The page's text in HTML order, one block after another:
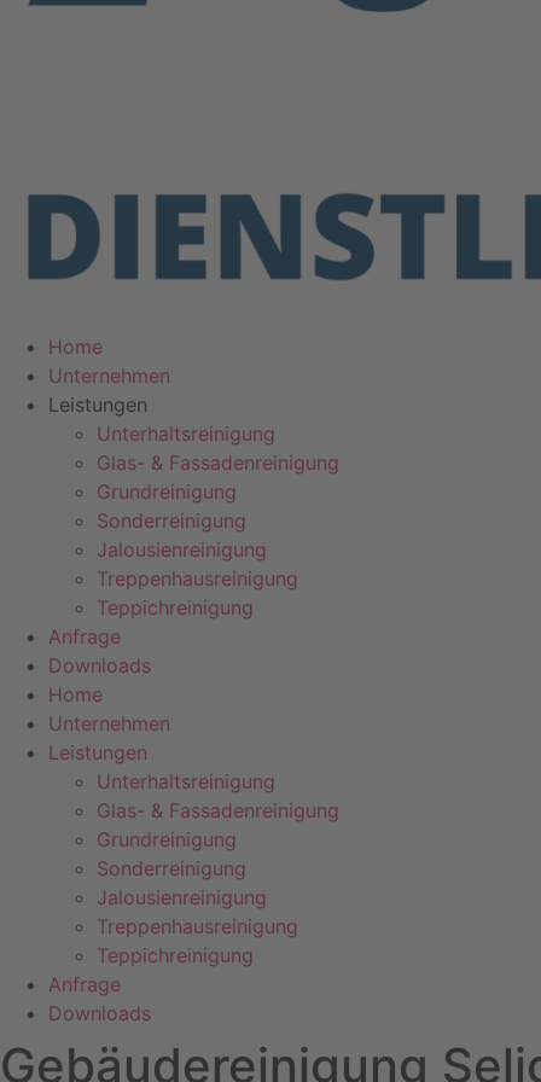
Home
Unternehmen
Leistungen
Unterhaltsreinigung
Glas- & Fassadenreinigung
Grundreinigung
Sonderreinigung
Jalousienreinigung
Treppenhausreinigung
Teppichreinigung
Anfrage
Downloads
Home
Unternehmen
Leistungen
Unterhaltsreinigung
Glas- & Fassadenreinigung
Grundreinigung
Sonderreinigung
Jalousienreinigung
Treppenhausreinigung
Teppichreinigung
Anfrage
Downloads
Gebäudereinigung